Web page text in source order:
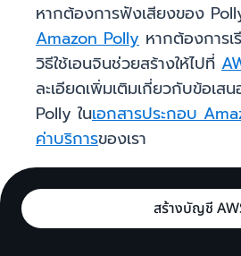
หากต้องการฟังเสียงของ
Amazon Polly หากต้องการเ
วิธีใช้เอนจินช่วยสร้างให้ไปที่
ละเอียดเพิ่มเติมเกี่ยวกับข้อเส
Polly ในเอกสารประกอบ
ค่าบริการของเรา
สร้างบัญชี